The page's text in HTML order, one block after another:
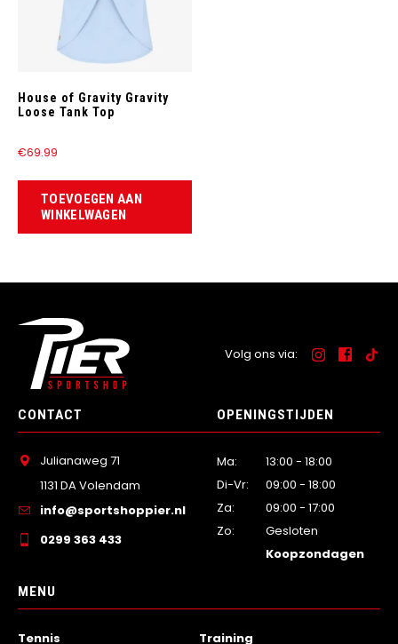
House of Gravity Gravity
Loose Tank Top
€69.99
TOEVOEGEN AAN
WINKELWAGEN
Volg ons via:
CONTACT
Julianaweg 71
1131 DA Volendam
info@sportshoppier.nl
0299 363 433
OPENINGSTIJDEN
Ma:
13:00 - 18:00
Di-Vr:
09:00 - 18:00
Za:
09:00 - 17:00
Zo:
Gesloten
Koopzondagen
MENU
Tennis Training